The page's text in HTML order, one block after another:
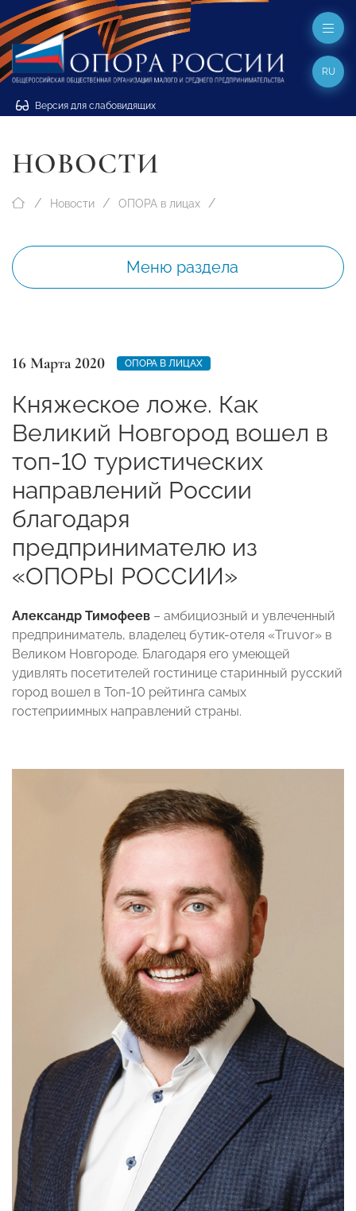
Версия для слабовидящих
RU
НОВОСТИ
Новости ОПОРА в лицах
Меню раздела
16 Марта 2020 ОПОРА В ЛИЦАХ
Княжеское ложе. Как
Великий Новгород вошел в
топ-10 туристических
направлений России
благодаря
предпринимателю из
«ОПОРЫ РОССИИ»
Александр Тимофеев – амбициозный и увлеченный
предприниматель, владелец бутик-отеля «Truvor» в
Великом Новгороде. Благодаря его умеющей
удивлять посетителей гостинице старинный русский
город вошел в Топ-10 рейтинга самых
гостеприимных направлений страны.